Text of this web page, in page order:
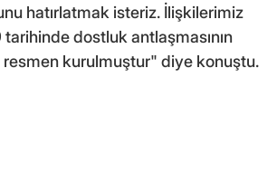
hatırlatmak isteriz. İlişkilerimiz
tarihinde dostluk antlaşmasının
resmen kurulmuştur" diye konuştu.